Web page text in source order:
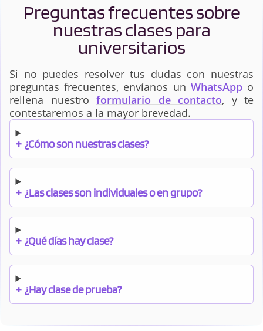
Preguntas frecuentes sobre
nuestras clases para
universitarios
Si no puedes resolver tus dudas con nuestras
preguntas frecuentes, envíanos un WhatsAppo
rellena nuestro formulario de contacto, y te
contestaremos a la mayor brevedad.
+ ¿Cómo son nuestras clases?
+ ¿Las clases son individuales o en grupo?
+ ¿Qué días hay clase?
+ ¿Hay clase de prueba?